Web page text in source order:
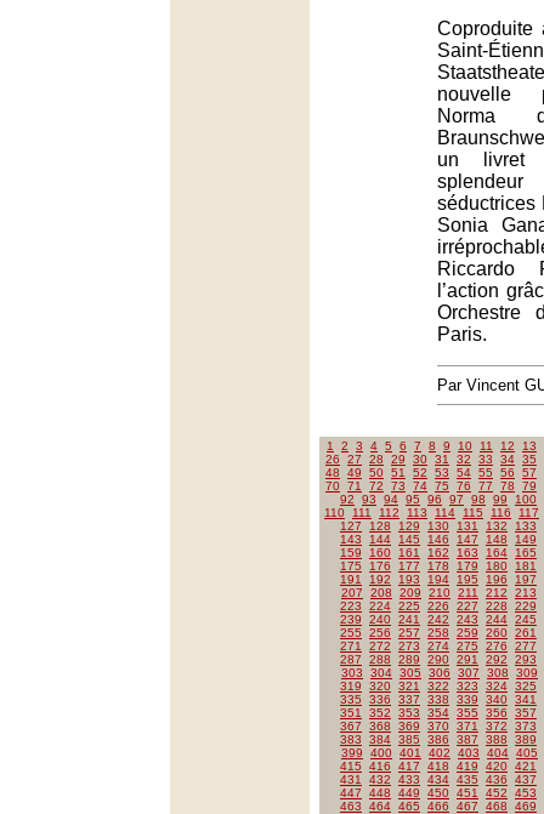
Coproduite
Saint-
nouvelle
Norma
un livret
séductrices
Sonia
Riccardo
l’action
Orchestre
Paris.
Par Vincent
1 2 3 4 5 6 7 8 9 10 11 12
13
26
27 28 29 30 31 32 33 34 35
48
49 50 51 52 53 54 55 56
57
70 71 72 73 74 75 76 77 78
79
92
93 94 95 96 97 98 99
100
110
111 112 113 114 115 116
117
127
128 129 130 131 132
133
143
144 145 146 147 148
149
159
160 161 162 163 164
165
175
176 177 178 179 180
181
191
192 193 194 195 196
197
207
208 209 210 211 212
213
223
224 225 226 227 228
229
239
240 241 242 243 244 245
255
256 257 258 259 260 261
271
272 273 274 275 276
277
287
288 289 290 291 292
293
303
304 305 306 307 308
309
319
320 321 322 323 324 325
335
336 337 338 339 340 341
351
352 353 354 355 356
357
367
368 369 370 371 372
373
383
384 385 386 387 388
389
399
400 401 402 403 404 405
415
416 417 418 419 420 421
431
432 433 434 435 436
437
447
448 449 450 451 452
453
463
464 465 466 467 468 469